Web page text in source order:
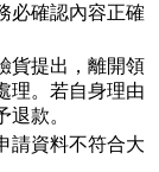
必確認內容正確
貨提出，離開領
理。若自身理由
退款。
請資料不符合大